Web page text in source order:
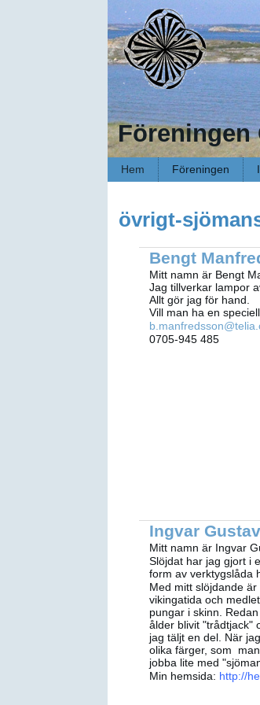
Föreningen
Hem Föreningen
övrigt-
Bengt
Mitt namn är Bengt
Jag tillverkar lampor
Allt gör jag för hand.
Vill man ha en
0705-945 485
Ingvar
Mitt namn är Ingvar
Slöjdat har jag gjort i
form av verktygslåda
Med mitt slöjdande
vikingatida och
pungar i skinn.
ålder blivit "trådtjack"
jag täljt en del. När
olika färger, som
jobba lite med
Min hemsida: http://